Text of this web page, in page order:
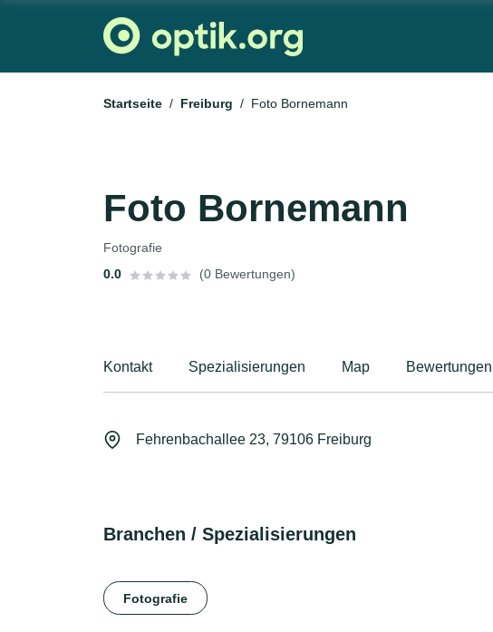
Startseite Freiburg Foto Bornemann
Foto Bornemann
Fotografie
0.0
(0 Bewertungen)
Kontakt Spezialisierungen Map Bewertungen
Fehrenbachallee 23, 79106 Freiburg
Branchen / Spezialisierungen
Fotografie